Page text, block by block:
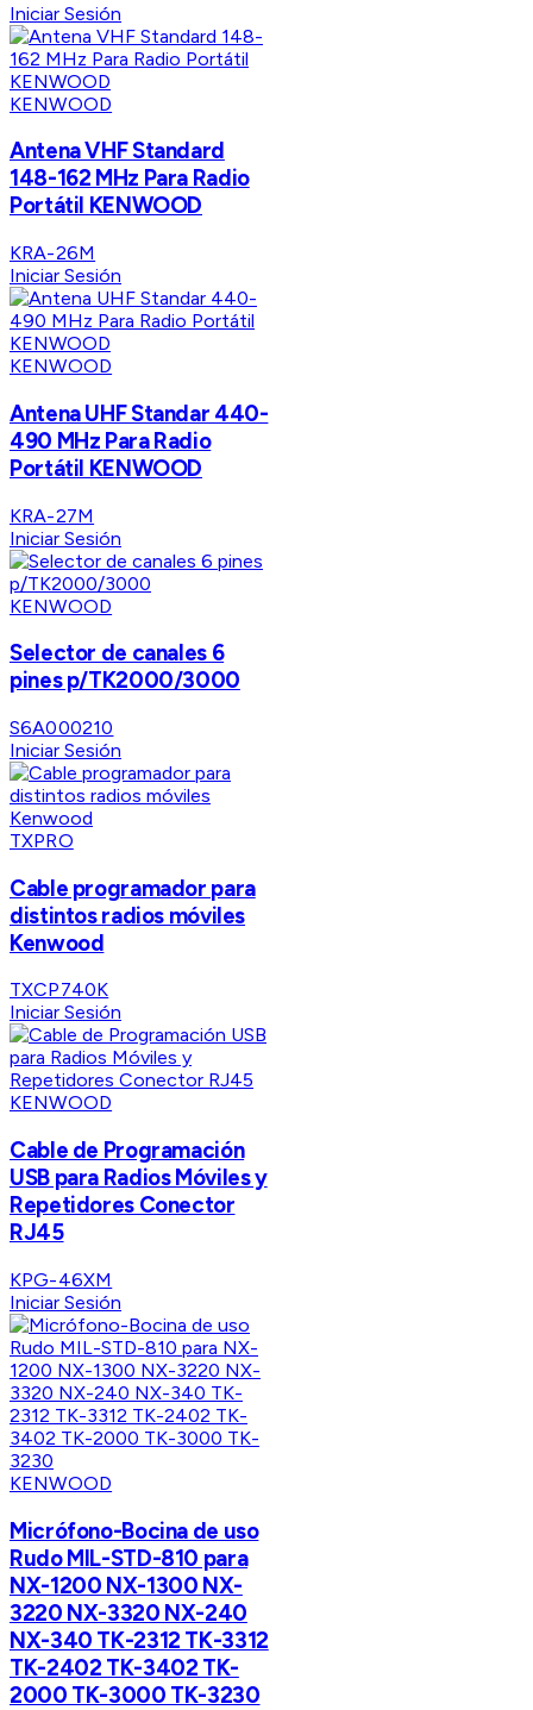
Iniciar Sesión
KENWOOD
Antena VHF Standard
148-162 MHz Para Radio
Portátil KENWOOD
KRA-26M
Iniciar Sesión
KENWOOD
Antena UHF Standar 440-
490 MHz Para Radio
Portátil KENWOOD
KRA-27M
Iniciar Sesión
KENWOOD
Selector de canales 6
pines p/TK2000/3000
S6A000210
Iniciar Sesión
TXPRO
Cable programador para
distintos radios móviles
Kenwood
TXCP740K
Iniciar Sesión
KENWOOD
Cable de Programación
USB para Radios Móviles y
Repetidores Conector
RJ45
KPG-46XM
Iniciar Sesión
KENWOOD
Micrófono-Bocina de uso
Rudo MIL-STD-810 para
NX-1200 NX-1300 NX-
3220 NX-3320 NX-240
NX-340 TK-2312 TK-3312
TK-2402 TK-3402 TK-
2000 TK-3000 TK-3230